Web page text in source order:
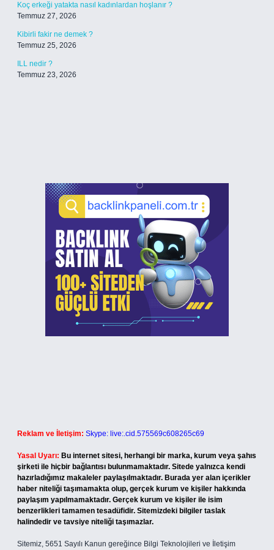
Koç erkeği yatakta nasıl kadınlardan hoşlanır ?
Temmuz 27, 2026
Kibirli fakir ne demek ?
Temmuz 25, 2026
ILL nedir ?
Temmuz 23, 2026
Reklam ve İletişim: Skype: live:.cid.575569c608265c69
Yasal Uyarı: Bu internet sitesi, herhangi bir marka, kurum veya şahıs
şirketi ile hiçbir bağlantısı bulunmamaktadır. Sitede yalnızca kendi
hazırladığımız makaleler paylaşılmaktadır. Burada yer alan içerikler
haber niteliği taşımamakta olup, gerçek kurum ve kişiler hakkında
paylaşım yapılmamaktadır. Gerçek kurum ve kişiler ile isim
benzerlikleri tamamen tesadüfidir. Sitemizdeki bilgiler taslak
halindedir ve tavsiye niteliği taşımazlar.
Sitemiz, 5651 Sayılı Kanun gereğince Bilgi Teknolojileri ve İletişim